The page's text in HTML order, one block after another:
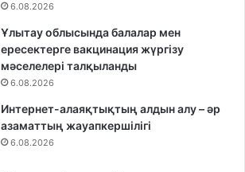
6.08.2026
Ұлытау облысында балалар мен
ересектерге вакцинация жүргізу
мәселелері талқыланды
6.08.2026
Интернет-алаяқтықтың алдын алу – әр
азаматтың жауапкершілігі
6.08.2026